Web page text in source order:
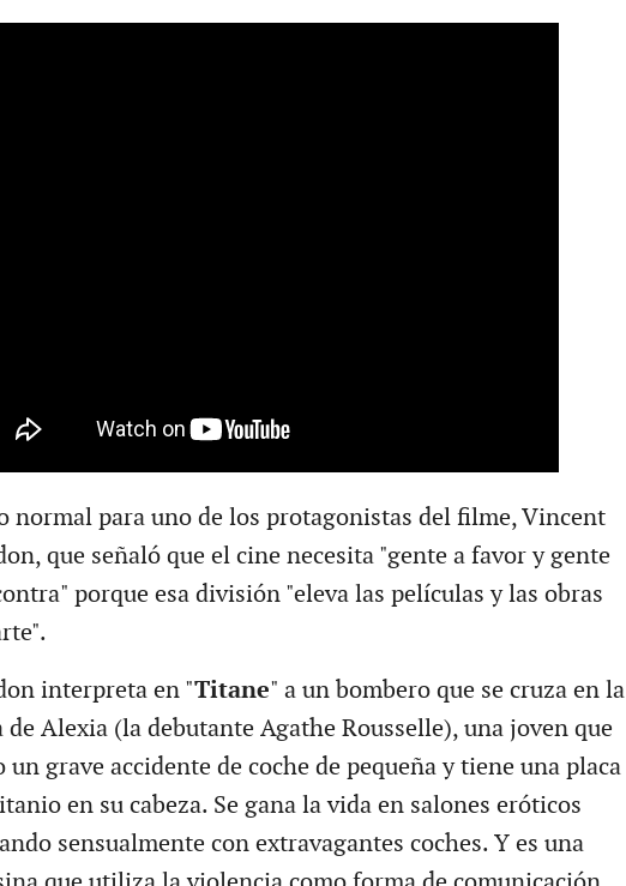
normal para uno de los protagonistas del filme, Vincent
que señaló que el cine necesita "gente a favor y gente
porque esa división "eleva las películas y las obras
interpreta en "Titane" a un bombero que se cruza en la
de Alexia (la debutante Agathe Rousselle), una joven que
un grave accidente de coche de pequeña y tiene una placa
en su cabeza. Se gana la vida en salones eróticos
sensualmente con extravagantes coches. Y es una